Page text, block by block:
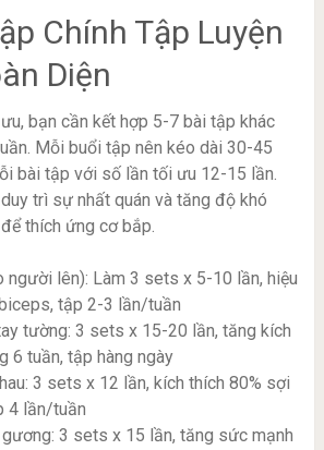
Chính Tập Luyện
Diện
bạn cần kết hợp 5-7 bài tập khác
Mỗi buổi tập nên kéo dài 30-45
bài tập với số lần tối ưu 12-15 lần.
trì sự nhất quán và tăng độ khó
thích ứng cơ bắp.
người lên): Làm 3 sets x 5-10 lần, hiệu
tập 2-3 lần/tuần
tường: 3 sets x 15-20 lần, tăng kích
6 tuần, tập hàng ngày
3 sets x 12 lần, kích thích 80% sợi
4 lần/tuần
3 sets x 15 lần, tăng sức mạnh